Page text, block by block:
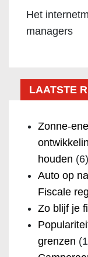
Het
managers
LAATSTE
Zonne-
houden (6)
Auto op
Fiscale
Zo blijf je
grenzen